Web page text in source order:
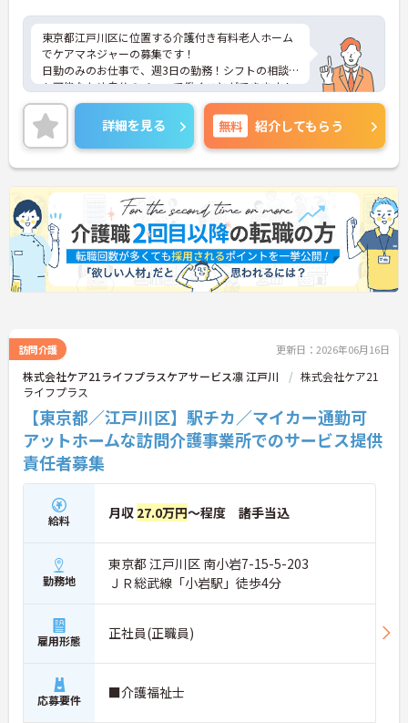
東京都江戸川区に位置する介護付き有料老人ホーム
でケアマネジャーの募集です！
日勤のみのお仕事で、週3日の勤務！シフトの相談
も可能なため自分のペースで働くことができます！
自転車やマイカーでの通勤もOK！昇給制度があり、
頑張りが評価されてしっかりと還元されます。フォ
ロー体制もあり、経験に関わらず安心してスタート
できます。
こちらの求人にご興味がございましたら面接のポイ
ントもお伝えしますので是非ご応募お待ちしており
ます。
詳細を見る 無料 紹介してもらう
訪問介護 更新日：2026年06月16日
株式会社ケア21ライフプラスケアサービス凛 江戸川
株式会社ケア21
ライフプラス
【東京都／江戸川区】駅チカ／マイカー通勤可
アットホームな訪問介護事業所でのサービス提供
責任者募集
給料 月収 27.0万円～程度 諸手当込
勤務地
東京都 江戸川区 南小岩7-15-5-203
ＪＲ総武線「小岩駅」徒歩4分
雇用形態 正社員(正職員)
応募要件 ■介護福祉士